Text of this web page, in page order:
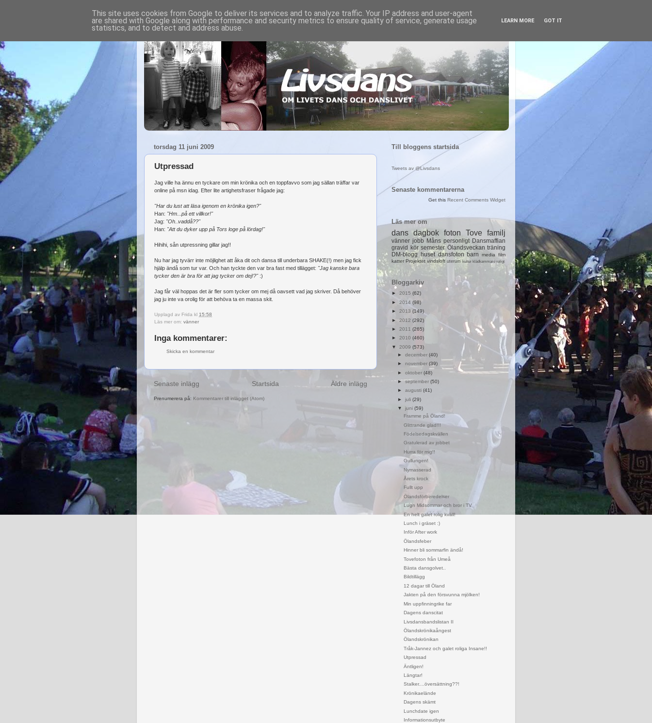
torsdag 11 juni 2009
Utpressad
Jag ville ha ännu en tyckare om min krönika och en toppfavvo som jag sällan träffar var
online på msn idag. Efter lite artighetsfraser frågade jag:
"Har du lust att läsa igenom en krönika igen?"
Han: "Hm...på ett villkor!"
Jag: "Oh..vaddå??"
Han: "Att du dyker upp på Tors loge på lördag!"
Hihihi, sån utpressning gillar jag!!
Nu har jag tyvärr inte möjlighet att åka dit och dansa till underbara SHAKE(!) men jag fick
hjälp ändå som tur var. Och han tyckte den var bra fast med tillägget: "Jag kanske bara
tycker den är bra för att jag tycker om dej!?":)
Jag får väl hoppas det är fler som tycker om mej då oavsett vad jag skriver. Då behöver
jag ju inte va orolig för att behöva ta en massa skit.
Upplagd av Frida kl 15:58
Läs mer om: vänner
Inga kommentarer:
Skicka en kommentar
Senaste inlägg Äldre inlägg
Startsida
Prenumerera på: Kommentarer till inlägget (Atom)
Till bloggens startsida
Tweets av @Livsdans
Senaste kommentarerna
Get this Recent Comments Widget
Läs mer om
dans dagbok foton Tove familj
vänner jobb Måns personligt Dansmaffian
gravid
kör semester Ölandsveckan träning
DM-blogg huset dansfoton barn media film
katter Projektet vindsloft uterum kultur klädkammare roligt
Bloggarkiv
► 2015 (62)
► 2014 (98)
► 2013 (149)
► 2012 (292)
► 2011 (265)
► 2010 (460)
▼ 2009 (573)
► december (40)
► november (39)
► oktober (48)
►september (50)
► augusti (41)
► juli (29)
▼ juni (59)
Framme på Öland!
Glittrande glad!!!
Födelsedagskvällen
Gratulerad av jobbet
Hurra för mig!!
Gullungen!
Nymasserad
Årets krock
Fullt upp
Ölandsförberedelser
Lugn Midsommar och bror i TV
En helt galet rolig kväll!
Lunch i gräset :)
Inför After work
Ölandsfeber
Hinner bli sommarfin ändå!
Tovefoton från Umeå
Bästa dansgolvet..
Bildtillägg
12 dagar till Öland
Jakten på den försvunna mjölken!
Min uppfinningrike far
Dagens danscitat
Livsdansbandslistan II
Ölandskrönikaångest
Ölandskrönikan
Tråk-Jannez och galet roliga Insane!!
Utpressad
Äntligen!
Längtar!
Stalker....översättning??!
Krönikaelände
Dagens skämt
Lunchdate igen
Informationsutbyte
This site uses cookies from Google to deliver its services and to analyze traffic. Your IP address and user-agent
are shared with Google along with performance and security metrics to ensure quality of service, generate usage
statistics, and to detect and address abuse.
LEARN MORE GOT IT